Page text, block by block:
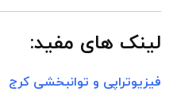
لینک های مفید:
فیزیوتراپی و توانبخشی کرج